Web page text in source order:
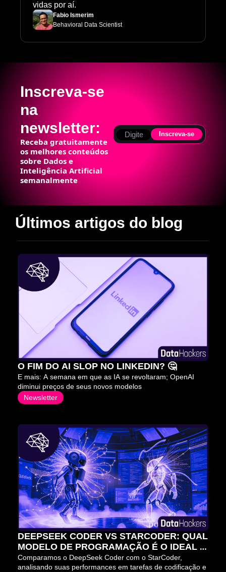
vidas por aí.
Fabio Ismerim
Behavioral Data Scientist
Inscreva-se
na
newsletter:
Receba gratuitamente
os melhores conteúdos
sobre Dados e
Inteligência Artificial
semanalmente
Inscreva-se
Últimos artigos do blog
O FIM DO AI SLOP NO LINKEDIN? 🤔
E mais: A semana em que as IA se revoltaram; OpenAI
diminui preços de seus novos modelos
Newsletter
DEEPSEEK CODER VS STARCODER: QUAL
MODELO DE PROGRAMAÇÃO É O IDEAL
PARA VOCÊ?
Comparamos o DeepSeek Coder com o StarCoder,
analisando suas performances em tarefas de codificação e